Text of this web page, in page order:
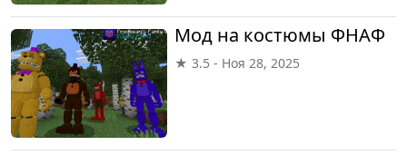
Мод на костюмы ФНАФ
★ 3.5 - Ноя 28, 2025